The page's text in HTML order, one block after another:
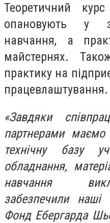
Теоретичний
опановують у
навчання, а
майстернях.
практику на
працевлаштування.
«Завдяки
партнерами маємо
технічну базу
обладнання,
навчання
забезпечили наші
Фонд Ебергарда